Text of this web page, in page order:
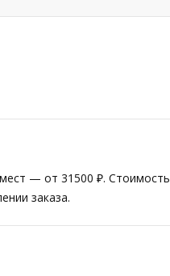
— от 31500 ₽. Стоимость
заказа.